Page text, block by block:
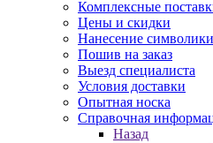
Комплексные
Цены и скидки
Нанесение символики
Пошив на заказ
Выезд специалиста
Условия доставки
Опытная носка
Справочная
Назад